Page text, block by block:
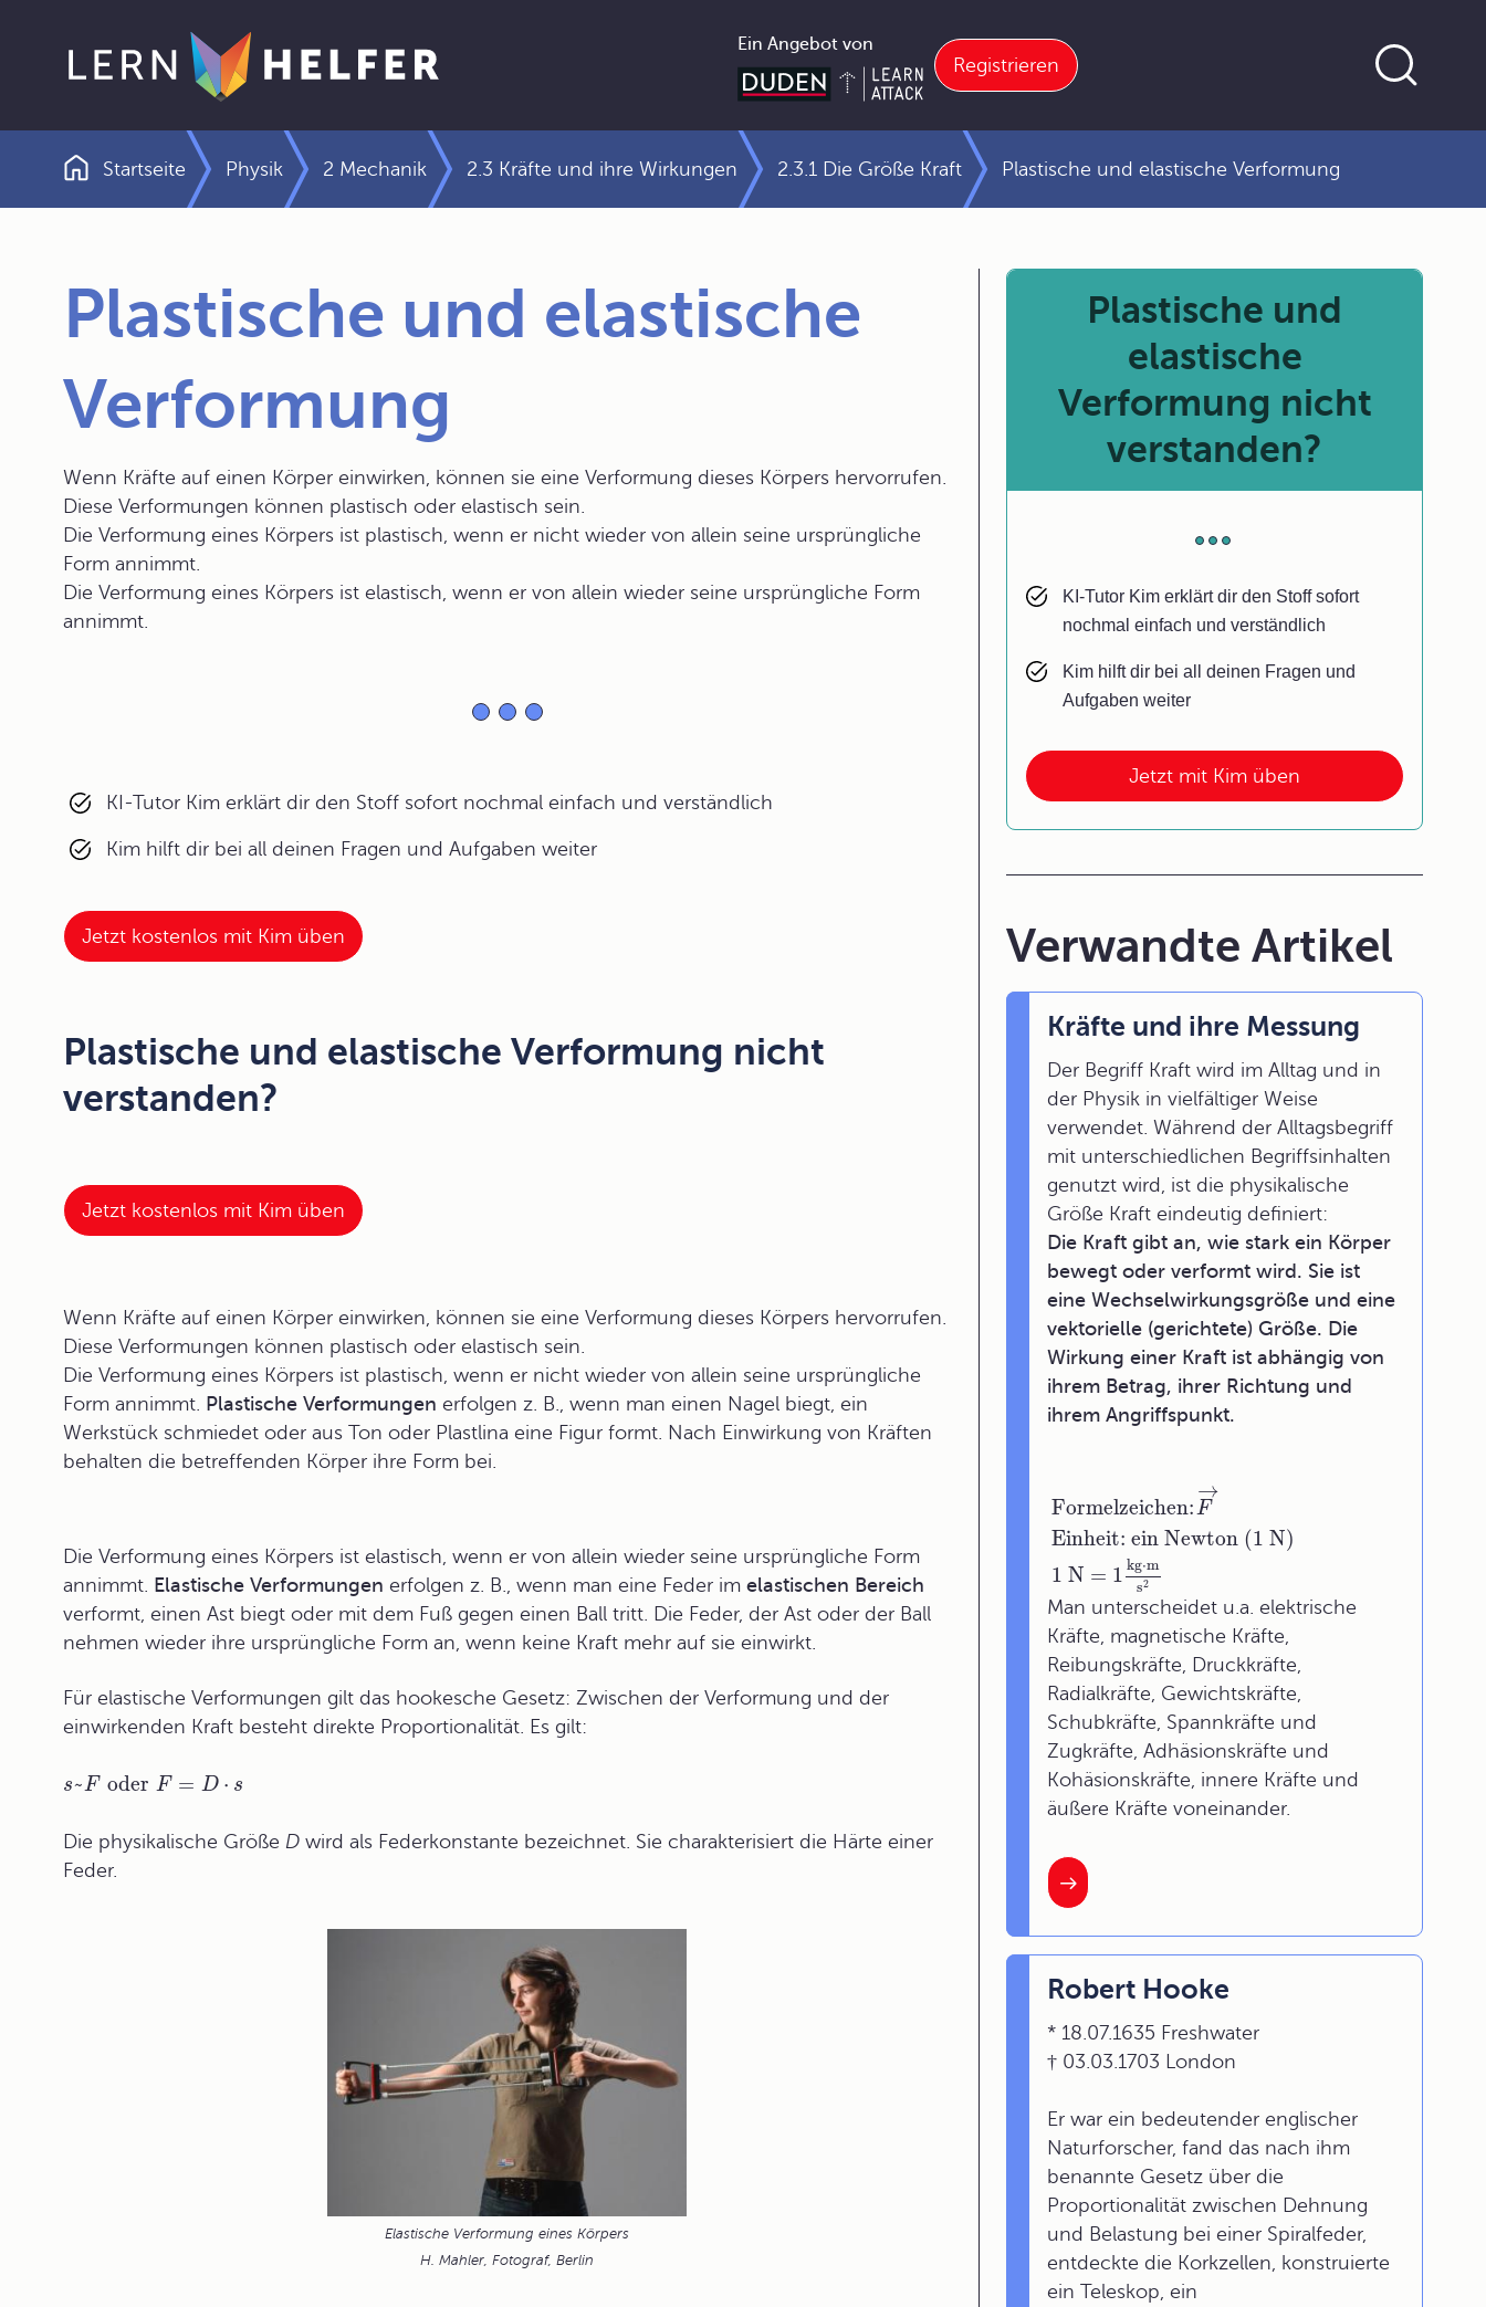
Ein Angebot von
Registrieren
Pfadnavigation
Startseite Physik 2 Mechanik 2.3 Kräfte und ihre Wirkungen 2.3.1 Die Größe Kraft Plastische und elastische Verformung
Plastische und elastische
Verformung
Wenn Kräfte auf einen Körper einwirken, können sie eine Verformung dieses Körpers hervorrufen.
Diese Verformungen können plastisch oder elastisch sein.
Die Verformung eines Körpers ist plastisch, wenn er nicht wieder von allein seine ursprüngliche
Form annimmt.
Die Verformung eines Körpers ist elastisch, wenn er von allein wieder seine ursprüngliche Form
annimmt.
KI-Tutor Kim erklärt dir den Stoff sofort nochmal einfach und verständlich
Kim hilft dir bei all deinen Fragen und Aufgaben weiter
Jetzt kostenlos mit Kim üben
Plastische und elastische Verformung nicht
verstanden?
Jetzt kostenlos mit Kim üben
Wenn Kräfte auf einen Körper einwirken, können sie eine Verformung dieses Körpers hervorrufen.
Diese Verformungen können plastisch oder elastisch sein.
Die Verformung eines Körpers ist plastisch, wenn er nicht wieder von allein seine ursprüngliche
Form annimmt. Plastische Verformungen erfolgen z. B., wenn man einen Nagel biegt, ein
Werkstück schmiedet oder aus Ton oder Plastlina eine Figur formt. Nach Einwirkung von Kräften
behalten die betreffenden Körper ihre Form bei.
Die Verformung eines Körpers ist elastisch, wenn er von allein wieder seine ursprüngliche Form
annimmt. Elastische Verformungen erfolgen z. B., wenn man eine Feder im elastischen Bereich
verformt, einen Ast biegt oder mit dem Fuß gegen einen Ball tritt. Die Feder, der Ast oder der Ball
nehmen wieder ihre ursprüngliche Form an, wenn keine Kraft mehr auf sie einwirkt.
Für elastische Verformungen gilt das hookesche Gesetz: Zwischen der Verformung und der
einwirkenden Kraft besteht direkte Proportionalität. Es gilt:
s~F oder F = D ⋅ s
Die physikalische Größe D wird als Federkonstante bezeichnet. Sie charakterisiert die Härte einer
Feder.
Elastische Verformung eines Körpers
H. Mahler, Fotograf, Berlin
Jetzt mit Kim üben
Plastische und
elastische
Verformung nicht
verstanden?
KI-Tutor Kim erklärt dir den Stoff sofort
nochmal einfach und verständlich
Kim hilft dir bei all deinen Fragen und
Aufgaben weiter
Verwandte Artikel
Kräfte und ihre Messung
Der Begriff Kraft wird im Alltag und in
der Physik in vielfältiger Weise
verwendet. Während der Alltagsbegriff
mit unterschiedlichen Begriffsinhalten
genutzt wird, ist die physikalische
Größe Kraft eindeutig definiert:
Die Kraft gibt an, wie stark ein Körper
bewegt oder verformt wird. Sie ist
eine Wechselwirkungsgröße und eine
vektorielle (gerichtete) Größe. Die
Wirkung einer Kraft ist abhängig von
ihrem Betrag, ihrer Richtung und
ihrem Angriffspunkt.
Formelzeichen:F
→
Einheit: ein Newton (1 N)
1 N = 1 kg⋅m
s2
Man unterscheidet u.a. elektrische
Kräfte, magnetische Kräfte,
Reibungskräfte, Druckkräfte,
Radialkräfte, Gewichtskräfte,
Schubkräfte, Spannkräfte und
Zugkräfte, Adhäsionskräfte und
Kohäsionskräfte, innere Kräfte und
äußere Kräfte voneinander.
Robert Hooke
* 18.07.1635 Freshwater
† 03.03.1703 London
Er war ein bedeutender englischer
Naturforscher, fand das nach ihm
benannte Gesetz über die
Proportionalität zwischen Dehnung
und Belastung bei einer Spiralfeder,
entdeckte die Korkzellen, konstruierte
ein Teleskop, ein